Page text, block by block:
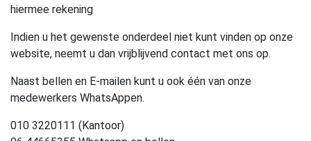
hiermee rekening
Indien u het gewenste onderdeel niet kunt vinden op onze
website, neemt u dan vrijblijvend contact met ons op.
Naast bellen en E-mailen kunt u ook één van onze
medewerkers WhatsAppen.
010 3220111 (Kantoor)